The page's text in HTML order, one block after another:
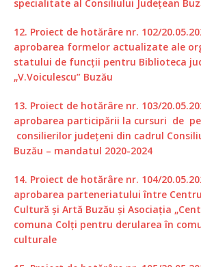
specialitate al Consiliului Județean
12. Proiect de hotărâre nr. 102/
aprobarea formelor actualizate ale
statului de funcţii pentru Biblioteca
„V.Voiculescu” Buzău
13. Proiect de hotărâre nr. 103/
aprobarea participării la cursuri de
consilierilor județeni din cadrul
Buzău – mandatul 2020-2024
14. Proiect de hotărâre nr. 104/
aprobarea parteneriatului între
Cultură și Artă Buzău și Asociația
comuna Colți pentru derularea în
culturale